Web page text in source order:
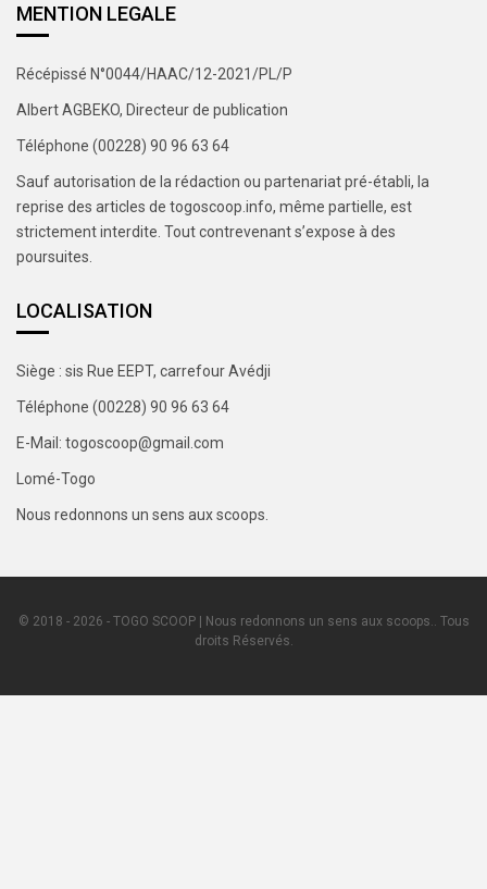
MENTION LEGALE
Récépissé N°0044/HAAC/12-2021/PL/P
Albert AGBEKO, Directeur de publication
Téléphone (00228) 90 96 63 64
Sauf autorisation de la rédaction ou partenariat pré-établi, la
reprise des articles de togoscoop.info, même partielle, est
strictement interdite. Tout contrevenant s’expose à des
poursuites.
LOCALISATION
Siège : sis Rue EEPT, carrefour Avédji
Téléphone (00228) 90 96 63 64
E-Mail: togoscoop@gmail.com
Lomé-Togo
Nous redonnons un sens aux scoops.
© 2018 - 2026 - TOGO SCOOP | Nous redonnons un sens aux scoops.. Tous
droits Réservés.